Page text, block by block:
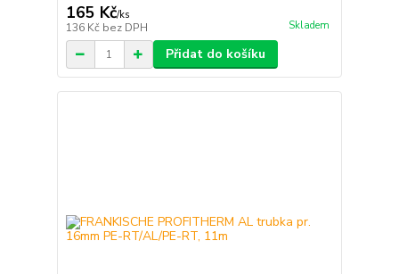
165 Kč/ks
136 Kč bez DPH Skladem
Přidat do košíku